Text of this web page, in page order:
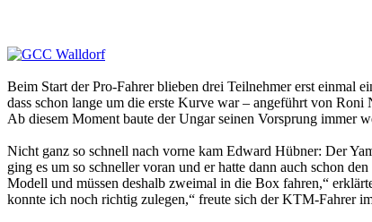
Beim Start der Pro-Fahrer blieben drei Teilnehmer erst einmal
dass schon lange um die erste Kurve war – angeführt von Roni
Ab diesem Moment baute der Ungar seinen Vorsprung immer
Nicht ganz so schnell nach vorne kam Edward Hübner: Der
ging es um so schneller voran und er hatte dann auch schon
Modell und müssen deshalb zweimal in die Box fahren,“
konnte ich noch richtig zulegen,“ freute sich der KTM-Fahrer